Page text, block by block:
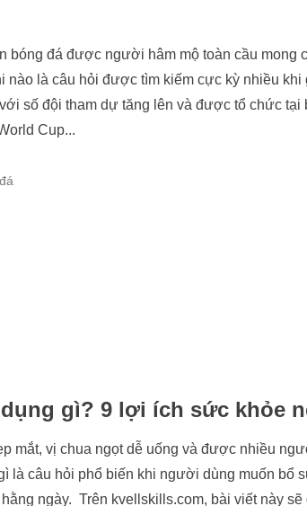
bóng đá được người hâm mộ toàn cầu mong
nào là câu hỏi được tìm kiếm cực kỳ nhiều khi
số đội tham dự tăng lên và được tổ chức tại
Cup...
gì? 9 lợi ích sức khỏe
mắt, vị chua ngọt dễ uống và được nhiều
là câu hỏi phổ biến khi người dùng muốn bổ
ngày. Trên kvellskills.com, bài viết này sẽ